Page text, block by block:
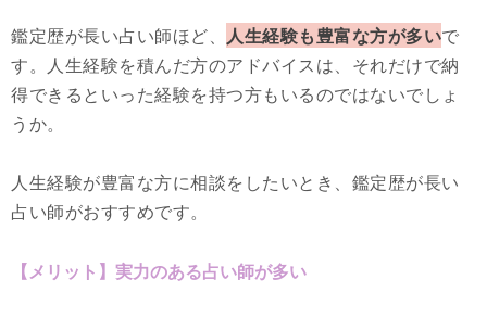
鑑定歴が長い占い師ほど、 人生経験も豊富な方が多いで
す。人生経験を積んだ方のアドバイスは、それだけで納
得できるといった経験を持つ方もいるのではないでしょ
うか。
人生経験が豊富な方に相談をしたいとき、鑑定歴が長い
占い師がおすすめです。
【メリット】実力のある占い師が多い